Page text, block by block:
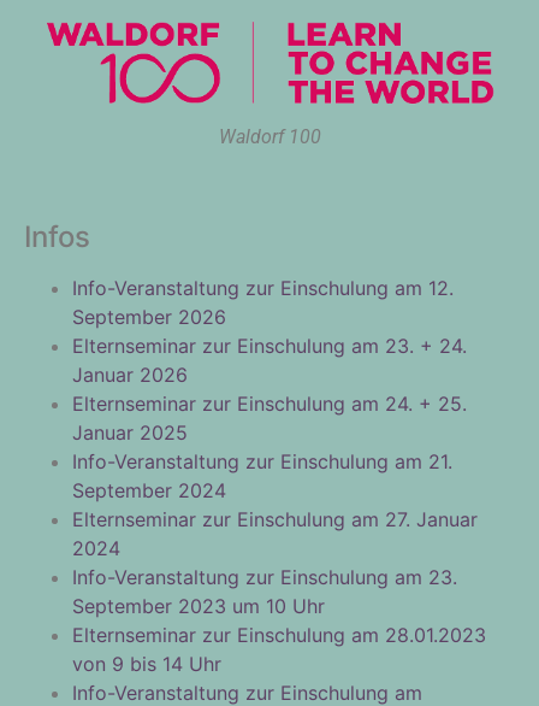
Waldorf 100
Infos
Info-Veranstaltung zur Einschulung am 12.
September 2026
Elternseminar zur Einschulung am 23. + 24.
Januar 2026
Elternseminar zur Einschulung am 24. + 25.
Januar 2025
Info-Veranstaltung zur Einschulung am 21.
September 2024
Elternseminar zur Einschulung am 27. Januar
2024
Info-Veranstaltung zur Einschulung am 23.
September 2023 um 10 Uhr
Elternseminar zur Einschulung am 28.01.2023
von 9 bis 14 Uhr
Info-Veranstaltung zur Einschulung am